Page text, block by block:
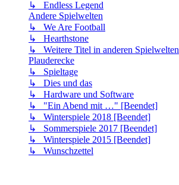
↳ Endless Legend
Andere Spielwelten
↳ We Are Football
↳ Hearthstone
↳ Weitere Titel in anderen Spielwelten
Plauderecke
↳ Spieltage
↳ Dies und das
↳ Hardware und Software
↳ "Ein Abend mit …" [Beendet]
↳ Winterspiele 2018 [Beendet]
↳ Sommerspiele 2017 [Beendet]
↳ Winterspiele 2015 [Beendet]
↳ Wunschzettel